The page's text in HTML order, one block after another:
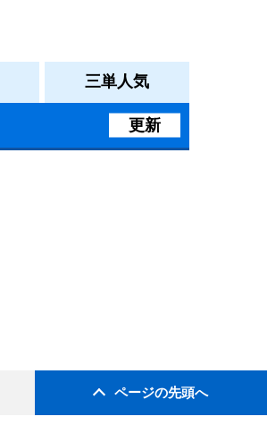
三単人気
更新
ページの先頭へ